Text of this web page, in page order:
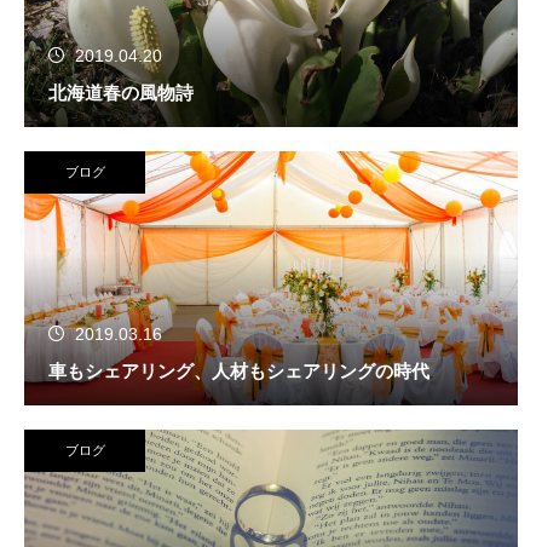
2019.04.20
北海道春の風物詩
ブログ
2019.03.16
車もシェアリング、人材もシェアリングの時代
ブログ